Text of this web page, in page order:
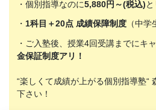
・個別指導なのに5,880円～(税込)
・ 1科目＋20点 成績保障制度 （中学
・ご入塾後、授業4回受講までにキ
金保証制度アリ！
“楽しくて成績が上がる個別指導塾“
下さい！